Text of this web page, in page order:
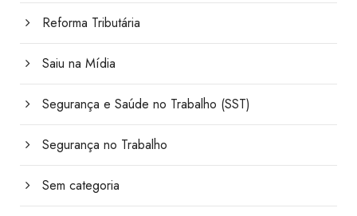
Reforma Tributária
Saiu na Mídia
Segurança e Saúde no Trabalho (SST)
Segurança no Trabalho
Sem categoria